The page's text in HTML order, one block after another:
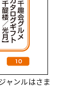
ャンルはさま